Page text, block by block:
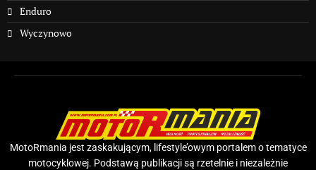
Enduro
Wyczynowo
MotoRmania jest zaskakującym, lifestyle’owym portalem o tematyce
motocyklowej. Podstawą publikacji są rzetelnie i niezależnie